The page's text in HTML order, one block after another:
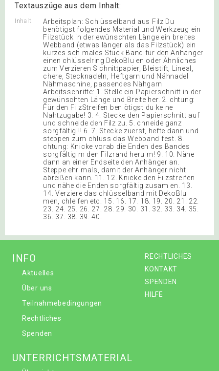
Textauszüge aus dem Inhalt:
Inhalt
Arbeitsplan: Schlüsselband aus Filz Du
benötigst folgendes Material und Werkzeug ein
Filzstück in der ewünschten Länge ein breites
Webband (etwas länger als das Filzstück) ein
kurzes sch males Stück Band für den Anhänger
einen chlüsselring DekoBlu en oder Ähnliches
zum Verzieren S chnittpapier, Bleistift, Lineal,
chere, Stecknadeln, Heftgarn und Nähnadel
Nähmaschine, passendes Nähgarn
Arbeitsschritte: 1. Stelle ein Papierschnitt in der
gewünschten Länge und Breite her. 2. chtung:
Für den FilzStreifen ben ötigst du keine
Nahtzugabe! 3. 4. Stecke den Papierschnitt auf
und schneide den Filz zu. 5. chneide ganz
sorgfältig!!! 6. 7. Stecke zuerst, hefte dann und
steppen zum chluss das Webband fest. 8.
chtung: Knicke vorab die Enden des Bandes
sorgfältig m den Filzrand heru m! 9. 10. Nähe
dann an einer Endseite den Anhänger an.
Steppe ehr mals, damit der Anhänger nicht
abreißen kann. 11. 12. Knicke den Filzstreifen
und nähe die Enden sorgfältig zusam en. 13.
14. Verziere das chlüsselband mit DekoBlu
men, chleifen etc. 15. 16. 17. 18. 19. 20. 21. 22.
23. 24. 25. 26. 27. 28. 29. 30. 31. 32. 33. 34. 35.
36. 37. 38. 39. 40.
RECHTLICHES
KONTAKT
SPENDEN
HILFE
INFO
Aktuelles
Über uns
Teilnahmebedingungen
Rechtliches
Spenden
UNTERRICHTSMATERIAL